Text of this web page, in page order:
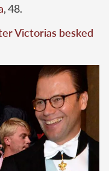
, 48.
Victorias besked